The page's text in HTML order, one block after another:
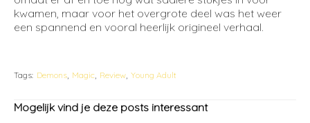
kwamen, maar voor het overgrote deel was het weer
een spannend en vooral heerlijk origineel verhaal.
Tags: Demons Magic Review Young Adult
Mogelijk vind je deze posts interessant